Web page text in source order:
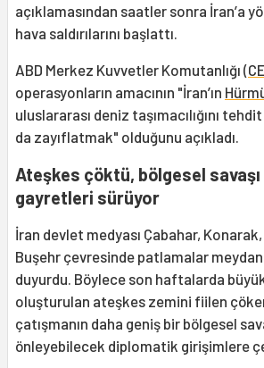
açıklamasından saatler sonra İran’a
hava saldırılarını başlattı.
ABD Merkez Kuvvetler Komutanlığı (
operasyonların amacının "İran’ın
uluslararası deniz taşımacılığını
da zayıflatmak" olduğunu açıkladı.
Ateşkes çöktü, bölgesel
gayretleri sürüyor
İran devlet medyası Çabahar,
Buşehr çevresinde patlamalar
duyurdu. Böylece son haftalarda
oluşturulan ateşkes zemini fiilen
çatışmanın daha geniş bir bölgesel
önleyebilecek diplomatik girişimlere